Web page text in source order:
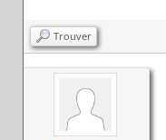
Trouver